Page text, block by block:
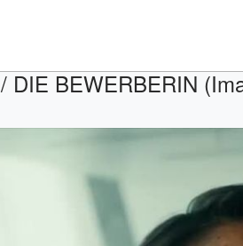
/ DIE BEWERBERIN